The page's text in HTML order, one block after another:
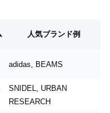
人気ブランド例
adidas, BEAMS
SNIDEL, URBAN
RESEARCH